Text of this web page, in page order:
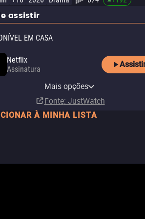
assistir
EM CASA
Netflix
Assinatura
AssinaturaMais opções
Fonte: JustWatch
À MINHA LISTA